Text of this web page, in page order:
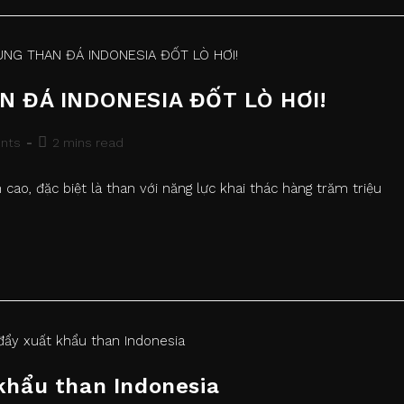
ĐÁ INDONESIA ĐỐT LÒ HƠI!
Reading
2 mins read
đặc biệt là than với năng lực khai thác hàng trăm triệu
than Indonesia